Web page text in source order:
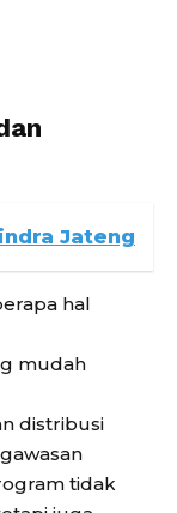
Jateng
hal
mudah
distribusi
tidak